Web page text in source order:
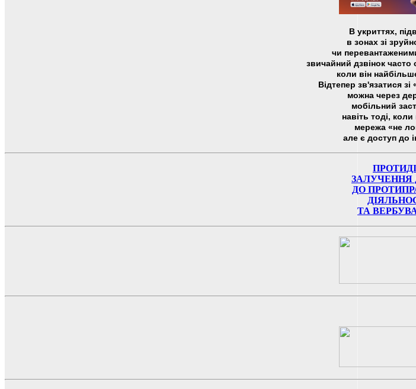
В укриттях,
в зонах зі
чи
звичайний дзвінок
коли він
Відтепер зв'язатися
можна через
мобільний
навіть тоді,
мережа «не
але є доступ до
ЗАЛУЧЕННЯ
ДО
ТА